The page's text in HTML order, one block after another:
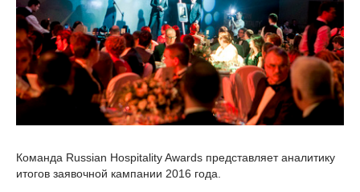
Команда Russian Hospitality Awards представляет аналитику
итогов заявочной кампании 2016 года.